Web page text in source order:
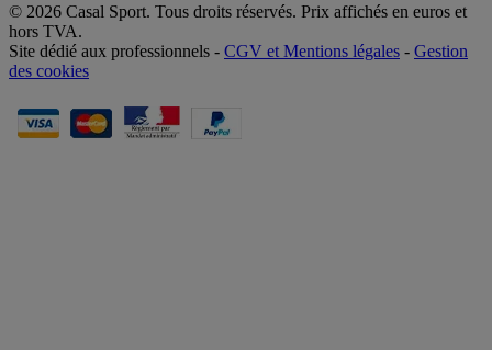
© 2026 Casal Sport. Tous droits réservés. Prix affichés en euros et
hors TVA.
Site dédié aux professionnels - CGV et Mentions légales - Gestion
des cookies